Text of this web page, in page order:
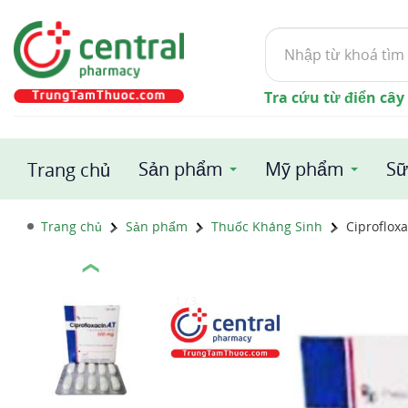
Tìm
kiếm
Tra cứu từ điển
Trang chủ Sản phẩm Mỹ phẩm
Trang chủ Sản phẩm Thuốc Kháng Sinh
❮